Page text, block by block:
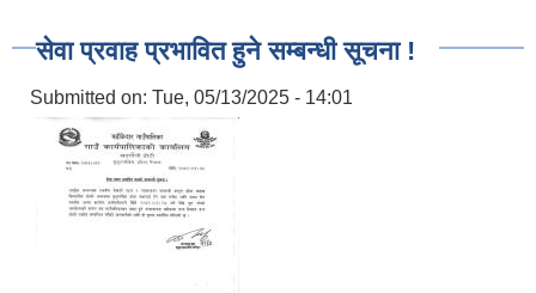
सेवा प्रवाह प्रभावित हुने सम्बन्धी सूचना !
Submitted on: Tue, 05/13/2025 - 14:01